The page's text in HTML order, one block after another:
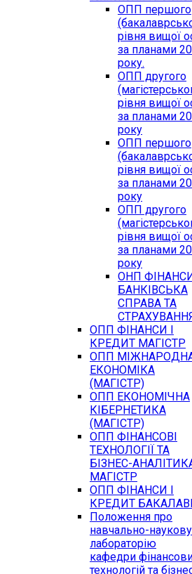
ОПП першого
рівня вищої
за планами
року.
ОПП другого
рівня вищої
за планами
року
ОПП першого
рівня вищої
за планами
року
ОПП другого
рівня вищої
за планами
року
ОНП
БАНКІВСЬКА
СПРАВА ТА
ОПП ФІНАНСИ І
КРЕДИТ МАГІСТР
ОПП
ЕКОНОМІКА
(МАГІСТР)
ОПП ЕКОНОМІЧНА
КІБЕРНЕТИКА
(МАГІСТР)
ОПП ФІНАНСОВІ
ТЕХНОЛОГІЇ ТА
БІЗНЕС-
МАГІСТР
ОПП ФІНАНСИ І
КРЕДИТ
Положення про
навчально-наукову
лабораторію
кафедри
технологій та